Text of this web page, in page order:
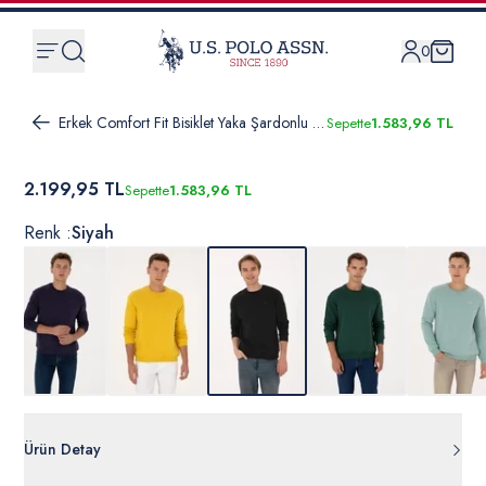
0
Erkek Comfort Fit Bisiklet Yaka Şardonlu Siyah Basic SweatshirtSepette1.583,96 TL
2.199,95 TLSepette1.583,96 TL
Renk :Siyah
Ürün Detay